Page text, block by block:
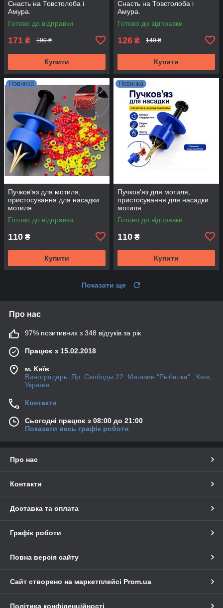
Снасть на Товстолоба і
Амура.
Готово до відправки
171 ₴ 190 ₴
Купити
Снасть на Товстолоба і
Амура.
Готово до відправки
126 ₴ 140 ₴
Купити
Новинка
Пучков'яз для мотиля,
пристосування для насадки
мотиля
Готово до відправки
110 ₴
Купити
Новинка
Пучков'яз для мотиля,
пристосування для насадки
мотиля
Готово до відправки
110 ₴
Купити
Показати ще
Про нас
97% позитивних з 348 відгуків за рік
Працює з 15.02.2018
м. Київ
Виноградарь. Пр. Свободы 22. Магазин "Рыбалка"., Київ,
Україна
Контакти
Сьогодні працює з 08:00 до 21:00
Показати весь графік роботи
Про нас
Контакти
Доставка та оплата
Графік роботи
Повна версія сайту
Сайт створено на маркетплейсі Prom.ua
Політика конфіденційності